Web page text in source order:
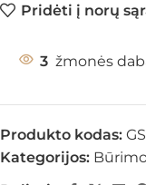
Pridėti į norų
3 žmonės
Produkto kodas:
Kategorijos: